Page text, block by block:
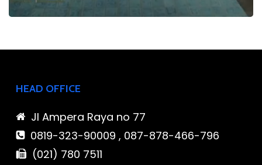
HEAD OFFICE
Jl Ampera Raya no 77
0819-323-90009 , 087-878-466-796
(021) 780 7511